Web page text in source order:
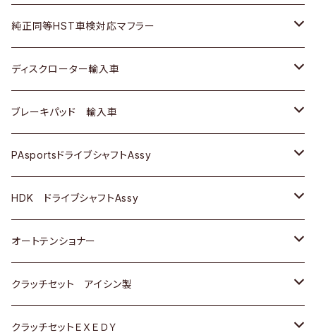
スバル
三菱
スバル
ダイハツ
マツダ
三菱
スバル
ＢＥＮＺ
ダイハツ
マツダ
三菱
スバル
いすゞ
ダイハツ
マツダ
三菱
スバル
スズキ
日産
ダイハツ
マツダ
三菱
スバル
ホンダ
スズキ
日産
ダイハツ
マツダ
三菱
スバル
ホンダ
スズキ
日産
ダイハツ
マツダ
三菱
スバル
純正同等HST車検対応マフラー
トヨタ
ホンダ
スズキ
日産
いすゞ
ダイハツ
マツダ
ディスクローター輸入車
ＡＵＤＩ
ＢＥＮＺ
ＢＭＷ
GOLF
ＷＡＧＥＮ
アストロ（シボレー）
ブレーキパッド 輸入車
ＢＥＮＺ
ＢＭＷ
ＷＡＧＥＮ
ＶＯＬＶＯ
PAsportsドライブシャフトAssy
トヨタ
ホンダ
スズキ
日産
HDK ドライブシャフトAssy
スズキ
ダイハツ
日産
オートテンショナー
トヨタ
クラッチセット アイシン製
ホンダ
クラッチセットＥＸＥＤＹ